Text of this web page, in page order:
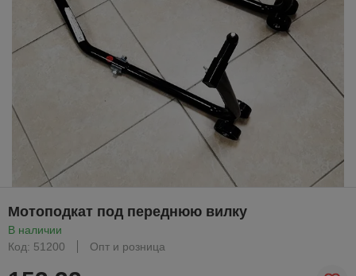
Мотоподкат под переднюю вилку
В наличии
Код: 51200
Опт и розница